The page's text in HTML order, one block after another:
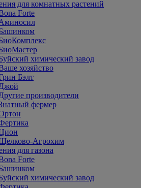
для комнатных растений
Forte
химический завод
хозяйство
Бэлт
Джой
Другие производители
фермер
Агрохим
для газона
Forte
химический завод